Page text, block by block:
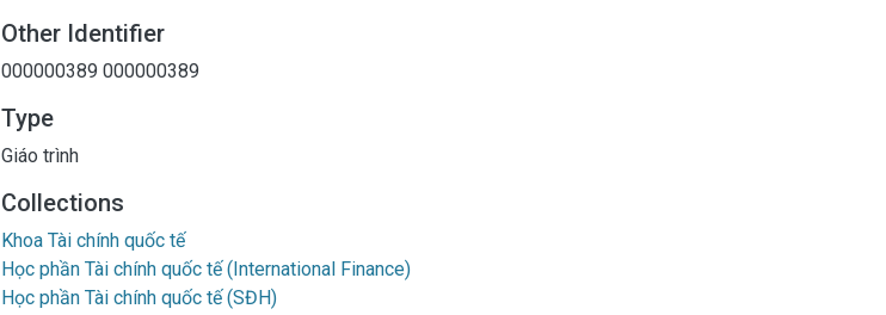
Other Identifier
000000389 000000389
Type
Giáo trình
Collections
Khoa Tài chính quốc tế
Học phần Tài chính quốc tế (International Finance)
Học phần Tài chính quốc tế (SĐH)